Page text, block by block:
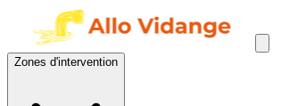
Zones d'intervention